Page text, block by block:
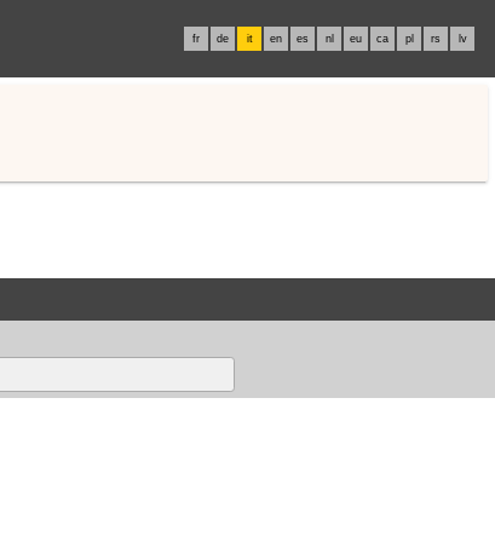
fr de it en es nl eu ca pl rs lv